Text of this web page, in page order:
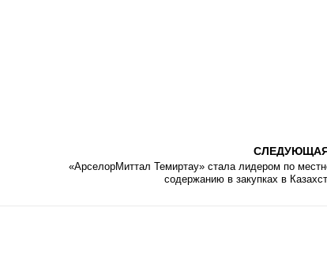
«АрселорМиттал Темиртау» стала лидером по
содержанию в закупках в